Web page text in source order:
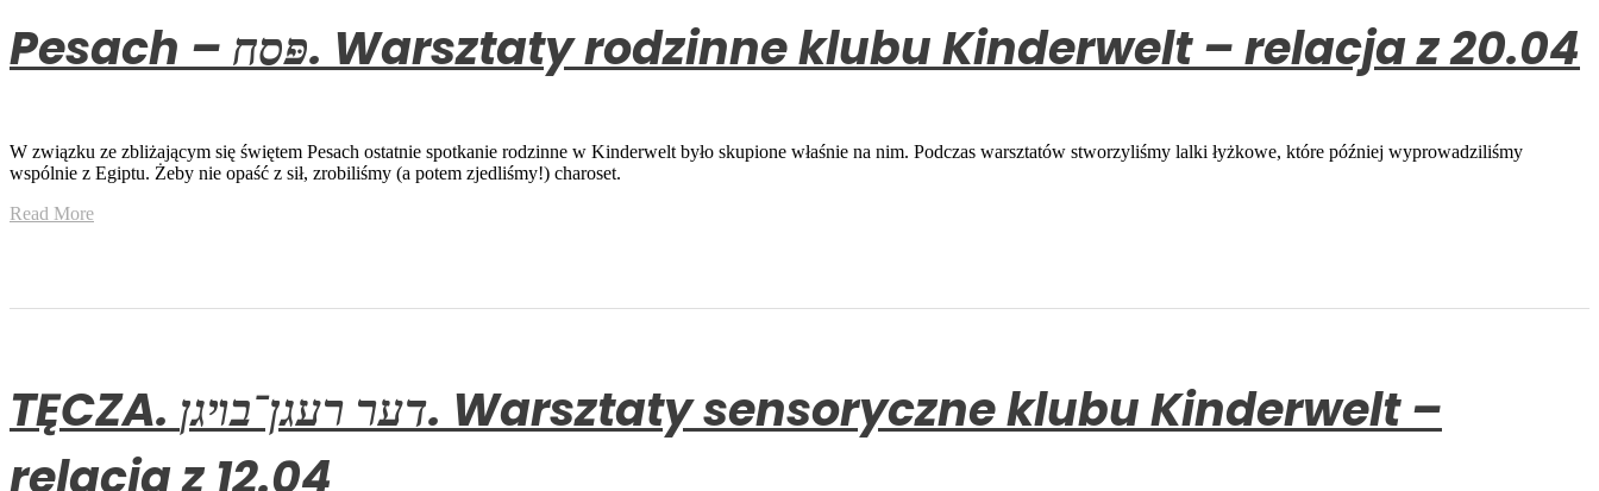
Pesach – פּסח. Warsztaty rodzinne klubu Kinderwelt – relacja z 20.04
W związku ze zbliżającym się świętem Pesach ostatnie spotkanie rodzinne w Kinderwelt było skupione właśnie na nim. Podczas warsztatów stworzyliśmy lalki łyżkowe, które później wyprowadziliśmy
wspólnie z Egiptu. Żeby nie opaść z sił, zrobiliśmy (a potem zjedliśmy!) charoset.
Read More
TĘCZA. דער רעגן־⁠בױגן. Warsztaty sensoryczne klubu Kinderwelt –
relacja z 12.04